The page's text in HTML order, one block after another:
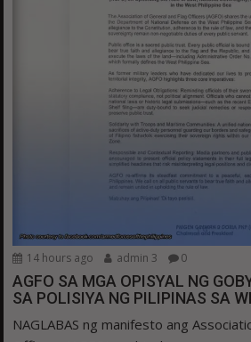
14 hours ago admin 3 0
AGFO SA MGA OPISYAL NG
SA POLISIYA NG PILIPINAS SA
NAGLABAS ng manifesto ang